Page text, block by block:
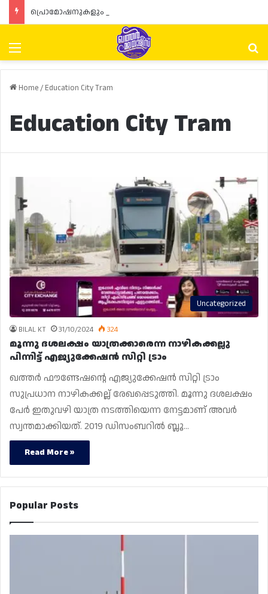
Menu
Home/ Education City Tram
Education City Tram
Uncategorized
BILAL KT 31/10/2024 324
മൂന്നു ദശലക്ഷം യാത്രക്കാരെന്ന നാഴികക്കല്ലു
പിന്നിട്ട് എജ്യുക്കേഷൻ സിറ്റി ട്രാം
ഖത്തർ ഫൗണ്ടേഷൻ്റെ എജ്യുക്കേഷൻ സിറ്റി ട്രാം
സുപ്രധാന നാഴികക്കല്ല് രേഖപ്പെടുത്തി. മൂന്നു ദശലക്ഷം
പേർ ഇതുവഴി യാത്ര നടത്തിയെന്ന നേട്ടമാണ് അവർ
സ്വന്തമാക്കിയത്. 2019 ഡിസംബറിൽ ബ്ലൂ…
Read More »
Popular Posts